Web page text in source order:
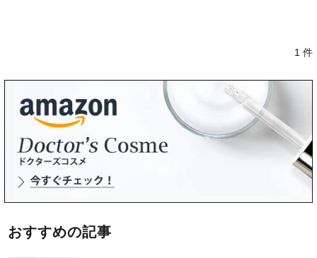
1 件
おすすめの記事